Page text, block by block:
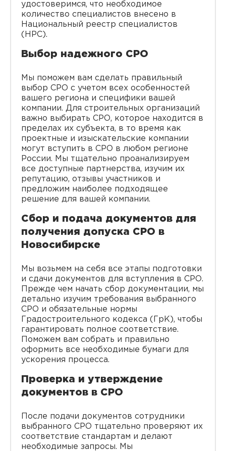
удостоверимся, что необходимое
количество специалистов внесено в
Национальный реестр специалистов
(НРС).
Выбор надежного СРО
Мы поможем вам сделать правильный
выбор СРО с учетом всех особенностей
вашего региона и специфики вашей
компании. Для строительных организаций
важно выбирать СРО, которое находится в
пределах их субъекта, в то время как
проектные и изыскательские компании
могут вступить в СРО в любом регионе
России. Мы тщательно проанализируем
все доступные партнерства, изучим их
репутацию, отзывы участников и
предложим наиболее подходящее
решение для вашей компании.
Сбор и подача документов для
получения допуска СРО в
Новосибирске
Мы возьмем на себя все этапы подготовки
и сдачи документов для вступления в СРО.
Прежде чем начать сбор документации, мы
детально изучим требования выбранного
СРО и обязательные нормы
Градостроительного кодекса (ГрК), чтобы
гарантировать полное соответствие.
Поможем вам собрать и правильно
оформить все необходимые бумаги для
ускорения процесса.
Проверка и утверждение
документов в СРО
После подачи документов сотрудники
выбранного СРО тщательно проверяют их
соответствие стандартам и делают
необходимые запросы. Мы